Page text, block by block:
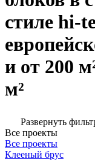
стиле hi-
и от 200
м²
Развернуть
Все проекты
Все проекты
Клееный брус